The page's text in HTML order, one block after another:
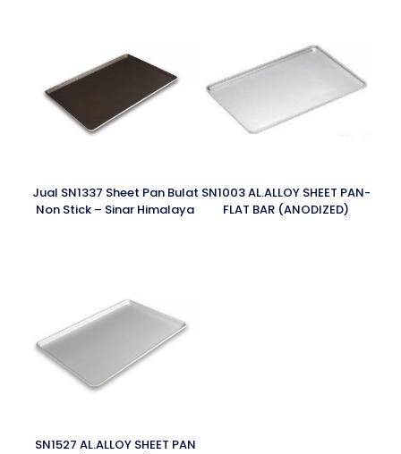
Jual SN1337 Sheet Pan Bulat
Non Stick – Sinar Himalaya
SN1003 AL.ALLOY SHEET PAN-
FLAT BAR (ANODIZED)
SN1527 AL.ALLOY SHEET PAN